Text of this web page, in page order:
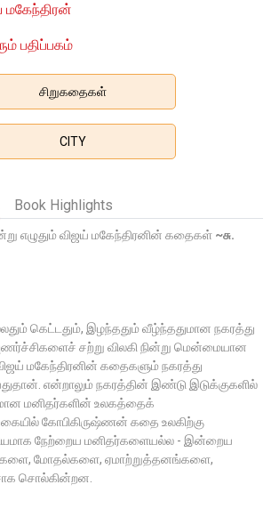
மகேந்திரன்
பதிப்பகம்
சிறுகதைகள்
CITY
Book Highlights
எழுதும் விஜய் மகேந்திரனின் கதைகள் ~சு.
கெட்டதும், இழந்ததும் வீழ்ந்ததுமான நகரத்து
சற்று விலகி நின்று மென்மையான
மகேந்திரனின் கதைகளும் நகரத்து
என்றாலும் நகரத்தின் இண்டு இடுக்குகளில்
மனிதர்களின் உலகத்தைக்
கோபிகிருஷ்ணன் கதை உலகிற்கு
நேற்றைய மனிதர்களையல்ல - இன்றைய
மோதல்களை, ஏமாற்றுத்தனங்களை,
சொல்கின்றன.